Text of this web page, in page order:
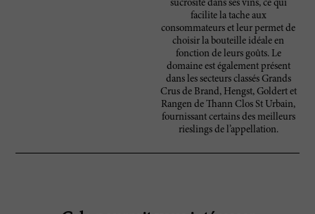
sucrosité dans ses vins, ce qui
facilite la tache aux
consommateurs et leur permet de
choisir la bouteille idéale en
fonction de leurs goûts. Le
domaine est également présent
dans les secteurs classés Grands
Crus de Brand, Hengst, Goldert et
Rangen de Thann Clos St Urbain,
fournissant certains des meilleurs
rieslings de l’appellation.